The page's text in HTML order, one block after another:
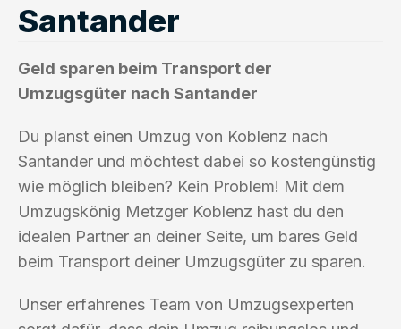
Santander
Geld sparen beim Transport der
Umzugsgüter nach Santander
Du planst einen Umzug von Koblenz nach
Santander und möchtest dabei so kostengünstig
wie möglich bleiben? Kein Problem! Mit dem
Umzugskönig Metzger Koblenz hast du den
idealen Partner an deiner Seite, um bares Geld
beim Transport deiner Umzugsgüter zu sparen.
Unser erfahrenes Team von Umzugsexperten